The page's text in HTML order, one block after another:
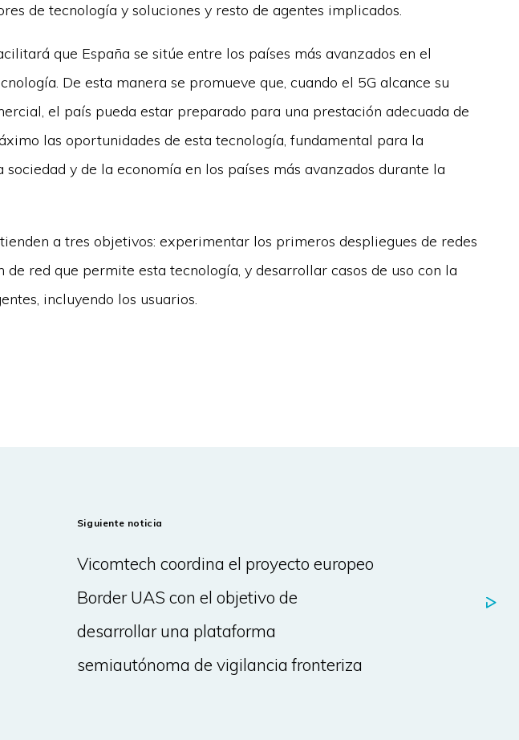
de tecnología y soluciones y resto de agentes implicados.
que España se sitúe entre los países más avanzados en el
De esta manera se promueve que, cuando el 5G alcance su
el país pueda estar preparado para una prestación adecuada de
las oportunidades de esta tecnología, fundamental para la
y de la economía en los países más avanzados durante la
a tres objetivos: experimentar los primeros despliegues de redes
de red que permite esta tecnología, y desarrollar casos de uso con la
incluyendo los usuarios.
Siguiente noticia
Vicomtech coordina el proyecto europeo
Border UAS con el objetivo de
desarrollar una plataforma
semiautónoma de vigilancia fronteriza